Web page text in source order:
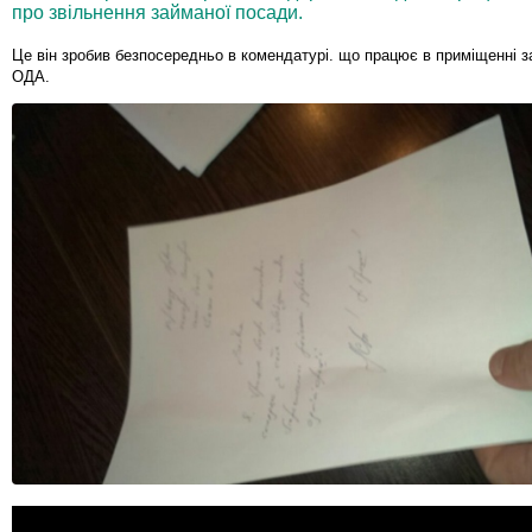
про звільнення займаної посади.
Це він зробив безпосередньо в комендатурі. що працює в приміщенні
ОДА.